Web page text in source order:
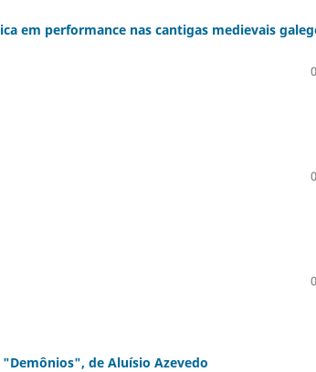
em performance nas cantigas medievais
de Aluísio Azevedo